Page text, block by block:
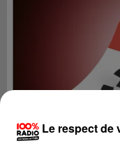
Le respect de